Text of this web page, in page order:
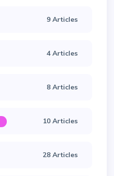
9 Articles
4 Articles
8 Articles
10 Articles
28 Articles